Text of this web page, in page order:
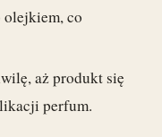
olejkiem, co
aż produkt się
perfum.